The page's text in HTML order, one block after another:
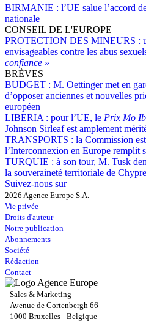
BIRMANIE : l’UE salue l’accord
nationale
CONSEIL DE L'EUROPE
PROTECTION DES MINEURS :
envisageables contre les abus
confiance »
BRÈVES
BUDGET : M. Oettinger met en
d’opposer anciennes et nouvelles
européen
LIBERIA : pour l’UE, le Prix Mo
Johnson Sirleaf est amplement
TRANSPORTS : la Commission
l’Interconnexion en Europe remplit
TURQUIE : à son tour, M. Tusk
la souveraineté territoriale de Chypre
Suivez-nous sur
2026 Agence Europe S.A.
Vie privée
Droits d'auteur
Notre publication
Abonnements
Société
Rédaction
Contact
Sales & Marketing
Avenue de Cortenbergh 66
1000 Bruxelles - Belgique